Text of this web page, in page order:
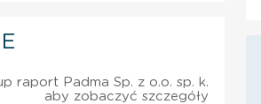
raport Padma Sp. z o.o. sp. k.
aby zobaczyć szczegóły